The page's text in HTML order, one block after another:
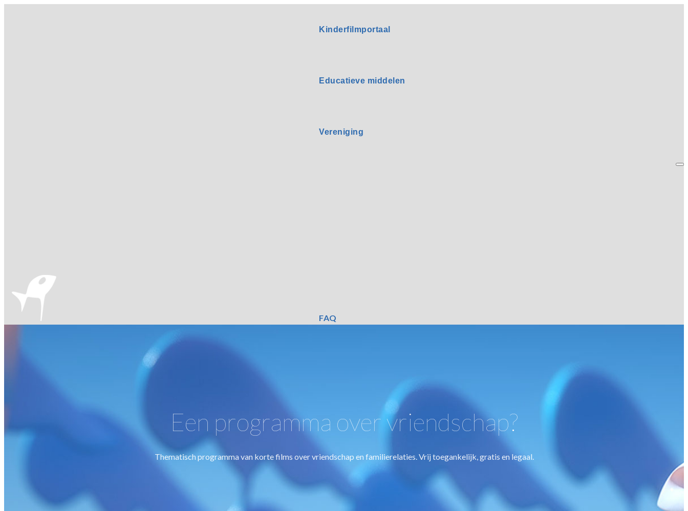
Kinderfilmportaal
Educatieve middelen
Vereniging
FAQ
Een programma over vriendschap?
Thematisch programma van korte films over vriendschap en familierelaties. Vrij toegankelijk, gratis en legaal.